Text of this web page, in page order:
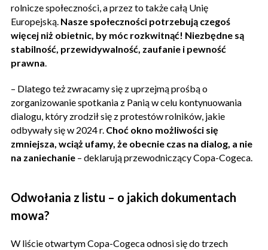
rolnicze społeczności, a przez to także całą Unię
Europejską. Nasze społeczności potrzebują czegoś
więcej niż obietnic, by móc rozkwitnąć! Niezbędne są
stabilność, przewidywalność, zaufanie i pewność
prawna.
– Dlatego też zwracamy się z uprzejmą prośbą o
zorganizowanie spotkania z Panią w celu kontynuowania
dialogu, który zrodził się z protestów rolników, jakie
odbywały się w 2024 r. Choć okno możliwości się
zmniejsza, wciąż ufamy, że obecnie czas na dialog, a nie
na zaniechanie – deklarują przewodniczący Copa-Cogeca.
Odwołania z listu – o jakich dokumentach
mowa?
W liście otwartym Copa-Cogeca odnosi się do trzech